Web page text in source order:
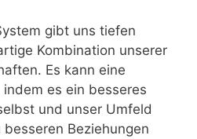
gibt uns tiefen
Kombination unserer
Es kann eine
es ein besseres
und unser Umfeld
Beziehungen